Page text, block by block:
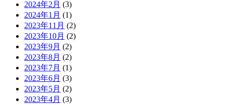
2024年2月 (3)
2024年1月 (1)
2023年11月 (2)
2023年10月 (2)
2023年9月 (2)
2023年8月 (2)
2023年7月 (1)
2023年6月 (3)
2023年5月 (2)
2023年4月 (3)